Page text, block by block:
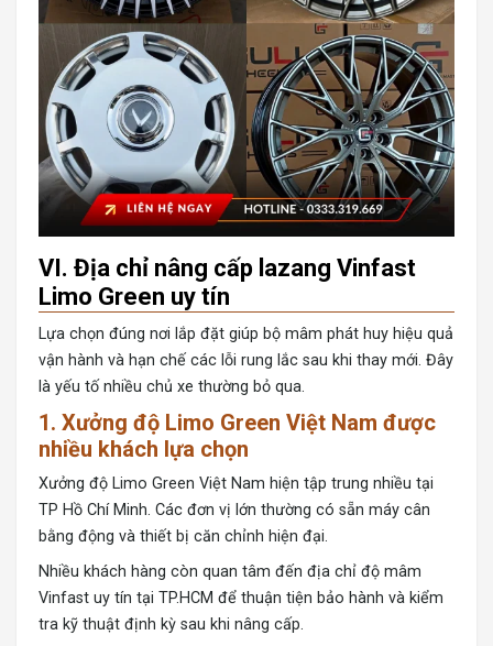
VI. Địa chỉ nâng cấp lazang Vinfast
Limo Green uy tín
Lựa chọn đúng nơi lắp đặt giúp bộ mâm phát huy hiệu quả
vận hành và hạn chế các lỗi rung lắc sau khi thay mới. Đây
là yếu tố nhiều chủ xe thường bỏ qua.
1. Xưởng độ Limo Green Việt Nam được
nhiều khách lựa chọn
Xưởng độ Limo Green Việt Nam hiện tập trung nhiều tại
TP Hồ Chí Minh. Các đơn vị lớn thường có sẵn máy cân
bằng động và thiết bị căn chỉnh hiện đại.
Nhiều khách hàng còn quan tâm đến địa chỉ độ mâm
Vinfast uy tín tại TP.HCM để thuận tiện bảo hành và kiểm
tra kỹ thuật định kỳ sau khi nâng cấp.